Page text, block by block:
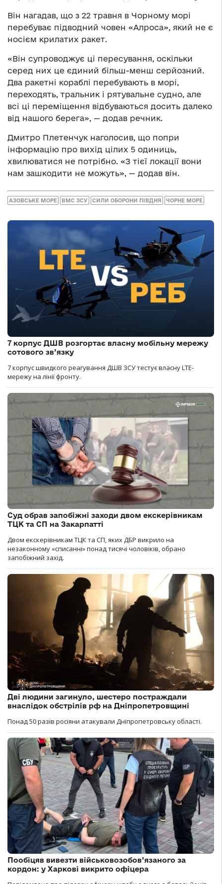
Він нагадав, що з 22 травня в Чорному морі
перебуває підводний човен «Алроса», який не є
носієм крилатих ракет.
«Він супроводжує ці пересування, оскільки
серед них це єдиний більш-менш серйозний.
Два ракетні кораблі перебувають в морі,
переходять, тральник і рятувальне судно, але
всі ці переміщення відбуваються досить далеко
від нашого берега», — додав речник.
Дмитро Плетенчук наголосив, що попри
інформацію про вихід цілих 5 одиниць,
хвилюватися не потрібно. «З тієї локації вони
нам зашкодити не можуть», — додав він.
АЗОВСЬКЕ МОРЕ ВМС ЗСУ СИЛИ ОБОРОНИ ПІВДНЯ ЧОРНЕ МОРЕ
7 корпус ДШВ розгортає власну мобільну мережу
сотового зв’язку
7 корпус швидкого реагування ДШВ ЗСУ тестує власну LTE-
мережу на лінії фронту.
Суд обрав запобіжні заходи двом екскерівникам
ТЦК та СП на Закарпатті
Двом екскерівникам ТЦК та СП, яких ДБР викрило на
незаконному «списанні» понад тисячі чоловіків, обрано
запобіжний захід.
Дві людини загинуло, шестеро постраждали
внаслідок обстрілів рф на Дніпропетровщині
Понад 50 разів росіяни атакували Дніпропетровську області.
Пообіцяв вивезти військовозобов’язаного за
кордон: у Харкові викрито офіцера